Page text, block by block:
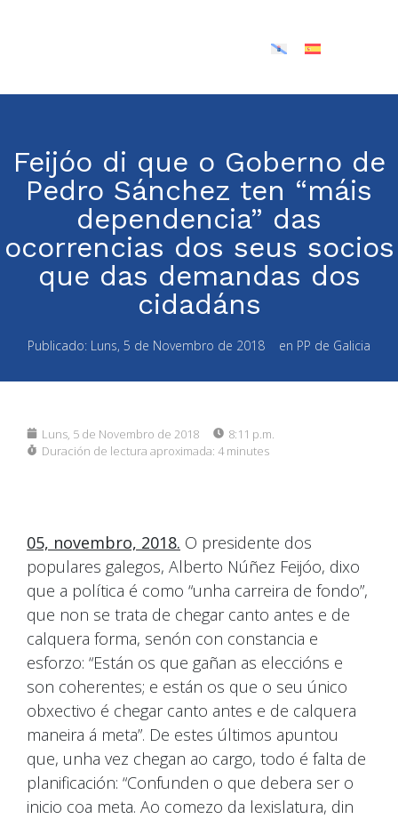
Feijóo di que o Goberno de
Pedro Sánchez ten “máis
dependencia” das
ocorrencias dos seus socios
que das demandas dos
cidadáns
Publicado: Luns, 5 de Novembro de 2018 en PP de Galicia
Luns, 5 de Novembro de 2018
8:11 p.m.
Duración de lectura aproximada: 4 minutes
05, novembro, 2018. O presidente dos
populares galegos, Alberto Núñez Feijóo, dixo
que a política é como “unha carreira de fondo”,
que non se trata de chegar canto antes e de
calquera forma, senón con constancia e
esforzo: “Están os que gañan as eleccións e
son coherentes; e están os que o seu único
obxectivo é chegar canto antes e de calquera
maneira á meta”. De estes últimos apuntou
que, unha vez chegan ao cargo, todo é falta de
planificación: “Confunden o que debera ser o
inicio coa meta. Ao comezo da lexislatura, din